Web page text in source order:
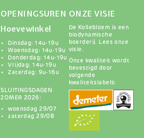
OPENINGSUREN
Hoevewinkel
Dinsdag: 14u-19u
Woensdag: 14u-19u
Donderdag: 14u-19u
Vrijdag: 14u-19u
Zaterdag: 9u-16u
SLUITINGSDAGEN
ZOMER 2026:
woensdag 29/07
zaterdag 29/08
ONZE VISIE
De Kollebloem is een
biodynamische
boerderij.
Lees onze
visie .
Onze kwaliteit wordt
bevestigd door
volgende
kwaliteitslabels: